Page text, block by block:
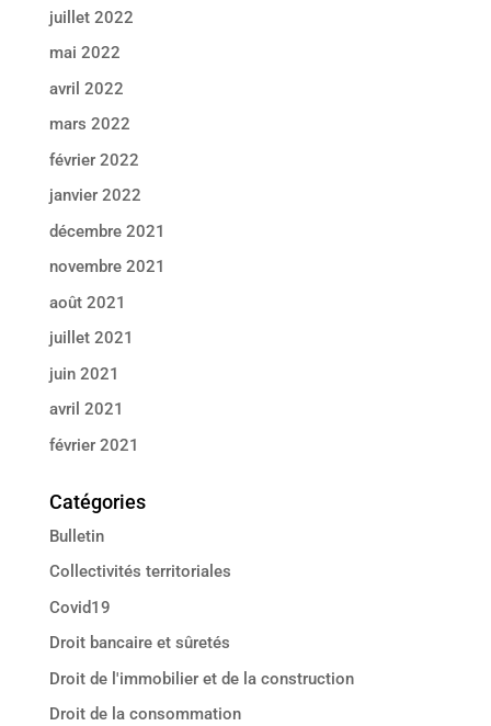
juillet 2022
mai 2022
avril 2022
mars 2022
février 2022
janvier 2022
décembre 2021
novembre 2021
août 2021
juillet 2021
juin 2021
avril 2021
février 2021
Catégories
Bulletin
Collectivités territoriales
Covid19
Droit bancaire et sûretés
Droit de l'immobilier et de la construction
Droit de la consommation